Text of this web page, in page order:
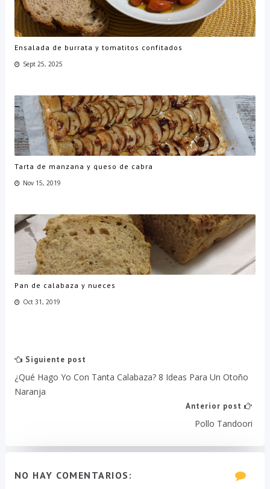
Ensalada de burrata y tomatitos confitados
Sept 25, 2025
Tarta de manzana y queso de cabra
Nov 15, 2019
Pan de calabaza y nueces
Oct 31, 2019
Siguiente post
¿Qué Hago Yo Con Tanta Calabaza? 8 Ideas Para Un Otoño
Naranja
Anterior post
Pollo Tandoori
NO HAY COMENTARIOS: